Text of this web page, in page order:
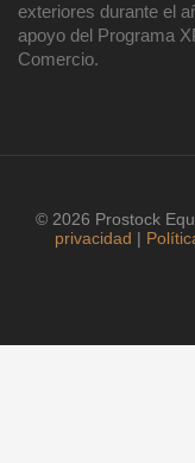
exteriores durante el
apoyo del Programa
Comercio.
© 2026 Prostock
privacidad |